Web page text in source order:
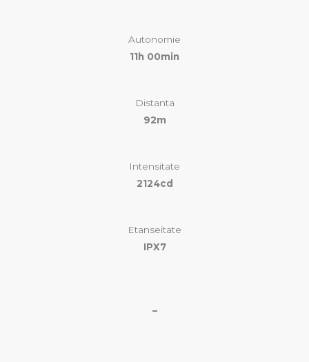
Autonomie
11h 00min
Distanta
92m
Intensitate
2124cd
Etanseitate
IPX7
–